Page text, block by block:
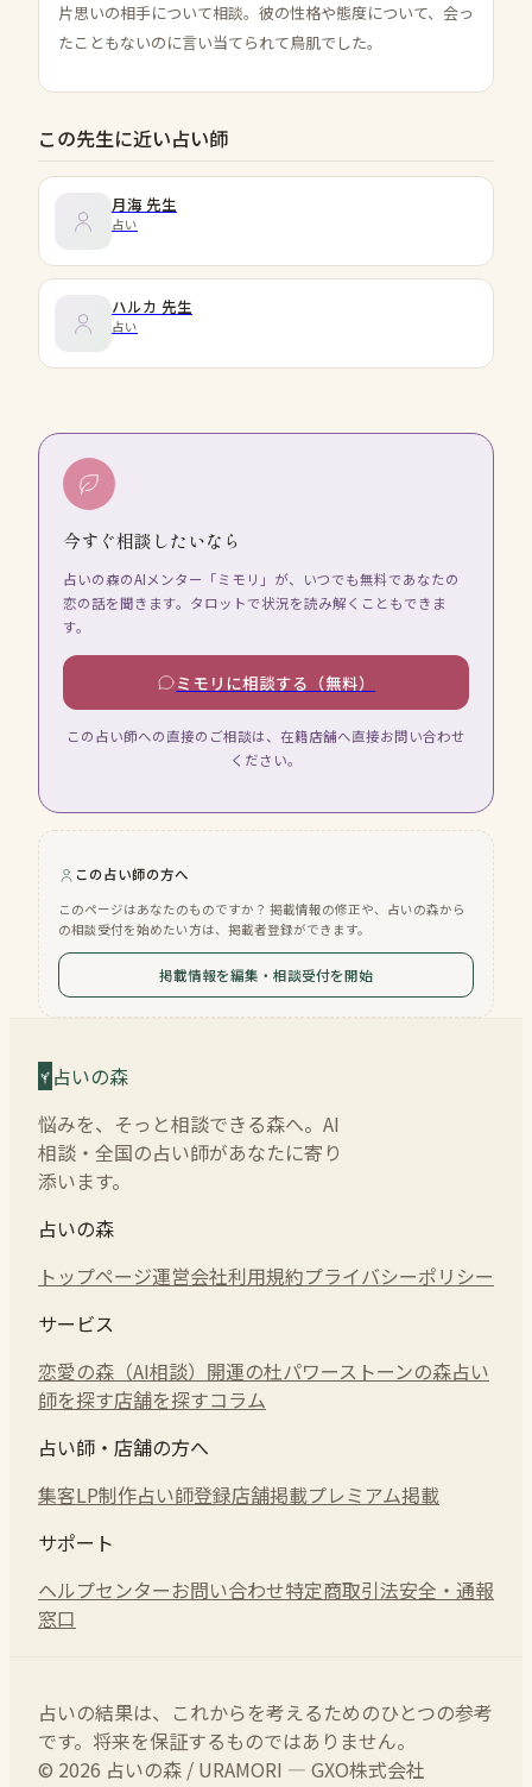
片思いの相手について相談。彼の性格や態度について、会っ
たこともないのに言い当てられて鳥肌でした。
この先生に近い占い師
月海 先生
占い
ハルカ 先生
占い
今すぐ相談したいなら
占いの森のAIメンター「ミモリ」が、いつでも無料であなたの
恋の話を聞きます。タロットで状況を読み解くこともできま
す。
ミモリに相談する（無料）
この占い師への直接のご相談は、在籍店舗へ直接お問い合わせ
ください。
この占い師の方へ
このページはあなたのものですか？ 掲載情報の修正や、占いの森から
の相談受付を始めたい方は、掲載者登録ができます。
掲載情報を編集・相談受付を開始
占いの森
悩みを、そっと相談できる森へ。AI
相談・全国の占い師があなたに寄り
添います。
占いの森
トップページ運営会社利用規約プライバシーポリシー
サービス
恋愛の森（AI相談） 開運の杜パワーストーンの森占い
師を探す店舗を探すコラム
占い師・店舗の方へ
集客LP制作占い師登録店舗掲載プレミアム掲載
サポート
ヘルプセンターお問い合わせ特定商取引法安全・通報
窓口
占いの結果は、これからを考えるためのひとつの参考
です。将来を保証するものではありません。
© 2026 占いの森 / URAMORI — GXO株式会社